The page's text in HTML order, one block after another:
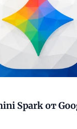
Spark от